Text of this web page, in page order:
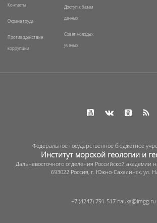
Контакты
Охрана труда
Противодействие
коррупции
Доступ к базам
данных
Совет молодых
ученых
Федеральное государственное бюджетное
Институт морской геологии и
Дальневосточного отделения Российской академии
693022 Россия, г. Южно-Сахалинск, ул.
+7 (4242) 791-517